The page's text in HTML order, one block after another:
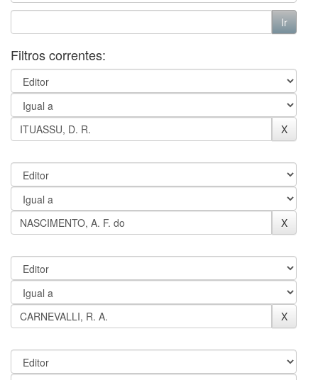
Filtros correntes: